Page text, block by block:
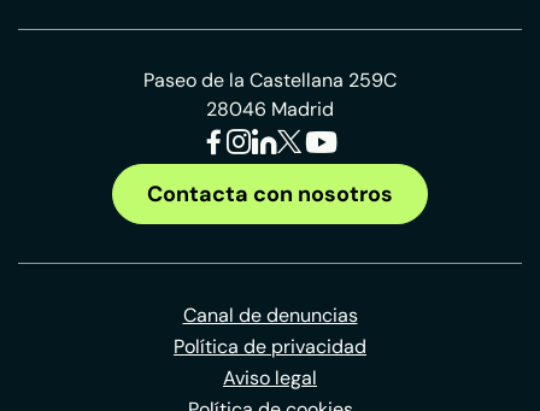
Paseo de la Castellana 259C
28046 Madrid
Contacta con nosotros
Canal de denuncias
Política de privacidad
Aviso legal